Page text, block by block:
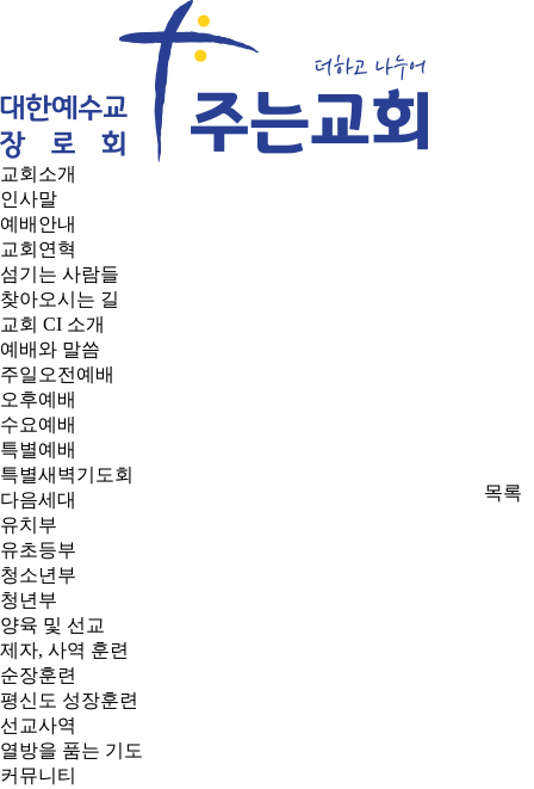
교회소개
인사말
예배안내
교회연혁
섬기는 사람들
찾아오시는 길
교회 CI 소개
예배와 말씀
주일오전예배
오후예배
수요예배
특별예배
특별새벽기도회
다음세대
유치부
유초등부
청소년부
청년부
양육 및 선교
제자, 사역 훈련
순장훈련
평신도 성장훈련
선교사역
열방을 품는 기도
커뮤니티
목록